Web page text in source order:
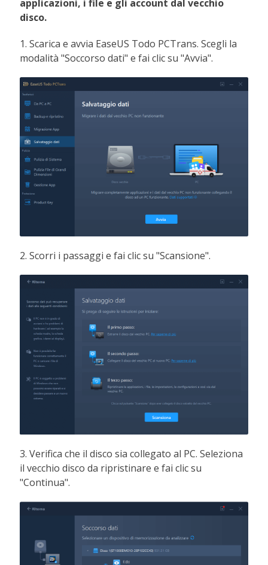
applicazioni, i file e gli account dal vecchio
disco.
1. Scarica e avvia EaseUS Todo PCTrans. Scegli la
modalità "Soccorso dati" e fai clic su "Avvia".
2. Scorri i passaggi e fai clic su "Scansione".
3. Verifica che il disco sia collegato al PC. Seleziona
il vecchio disco da ripristinare e fai clic su
"Continua".